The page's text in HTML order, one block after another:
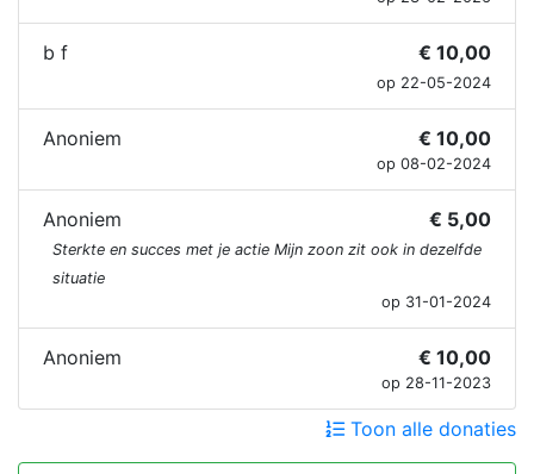
b f € 10,00
op 22-05-2024
Anoniem € 10,00
op 08-02-2024
Anoniem € 5,00
Sterkte en succes met je actie Mijn zoon zit ook in dezelfde
situatie
op 31-01-2024
Anoniem € 10,00
op 28-11-2023
Toon alle donaties